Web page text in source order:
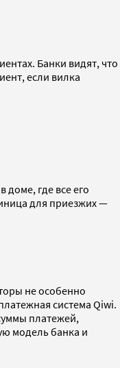
Банки видят, что
если вилка
доме, где все его
для приезжих —
не особенно
система Qiwi.
платежей,
модель банка и